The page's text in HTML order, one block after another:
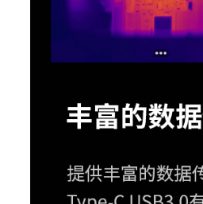
MagicThermal
T-TWB
AI体温筛查